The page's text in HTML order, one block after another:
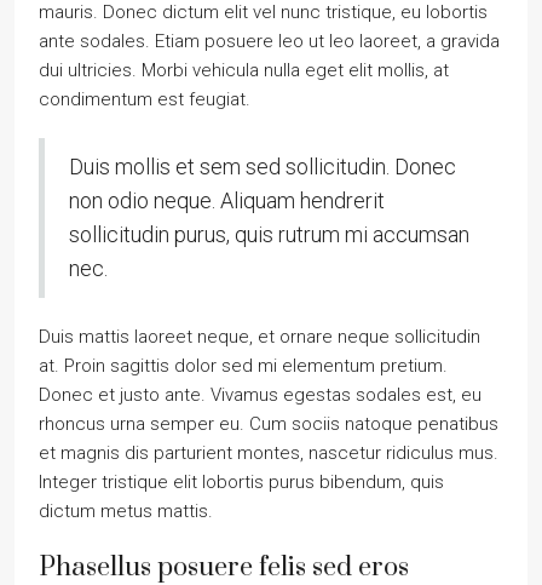
mauris. Donec dictum elit vel nunc tristique, eu lobortis
ante sodales. Etiam posuere leo ut leo laoreet, a gravida
dui ultricies. Morbi vehicula nulla eget elit mollis, at
condimentum est feugiat.
Duis mollis et sem sed sollicitudin. Donec
non odio neque. Aliquam hendrerit
sollicitudin purus, quis rutrum mi accumsan
nec.
Duis mattis laoreet neque, et ornare neque sollicitudin
at. Proin sagittis dolor sed mi elementum pretium.
Donec et justo ante. Vivamus egestas sodales est, eu
rhoncus urna semper eu. Cum sociis natoque penatibus
et magnis dis parturient montes, nascetur ridiculus mus.
Integer tristique elit lobortis purus bibendum, quis
dictum metus mattis.
Phasellus posuere felis sed eros